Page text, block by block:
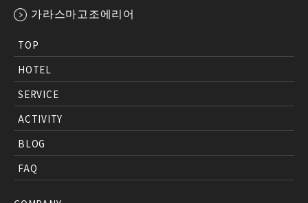
TOP
HOTEL
SERVICE
ACTIVITY
BLOG
FAQ
가라스마고조에리어